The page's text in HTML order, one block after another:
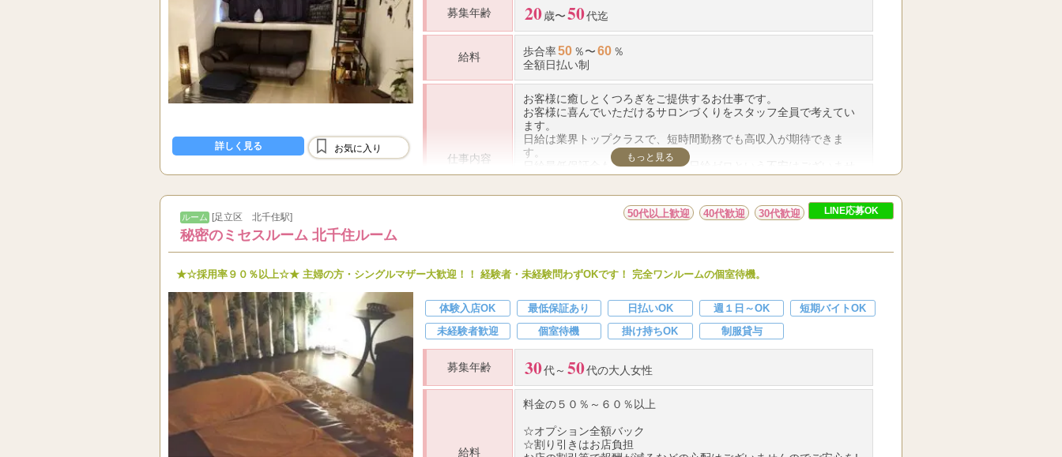
勤務地 北千住駅仲町出口より徒歩4分。
募集年齢 20歳〜50代迄
給料 歩合率50 ％〜60 ％
全額日払い制
仕事内容
お客様に癒しとくつろぎをご提供するお仕事です。
お客様に喜んでいただけるサロンづくりをスタッフ全員で考えてい
ます。
日給は業界トップクラスで、短時間勤務でも高収入が期待できま
す。
日給最低保証金もありますので、日給ゼロという不安はございませ
ん。
経験は一切不問です♪
経験者だけではなく未経験の主婦や学生の方で副業で稼ぎたい方。
空いた時間や暇な時間、週一回だけでもOKな完全自由出勤。
勤務時間 10:00〜翌5:00
勤務地
竹ノ塚・西新井
東京都足立区竹の塚６丁目
もっと見る
詳しく見る お気に入り
ルーム [足立区 北千住駅]
秘密のミセスルーム 北千住ルーム
50代以上歓迎 40代歓迎 30代歓迎 LINE応募OK
★☆採用率９０％以上☆★ 主婦の方・シングルマザー大歓迎！！ 経験者・未経験問わずOKです！ 完全ワンルームの個室待機。
体験入店OK 最低保証あり 日払いOK 週１日～OK
短期バイトOK
未経験者歓迎
個室待機 掛け持ちOK 制服貸与
募集年齢 30代～ 50代の大人女性
給料
料金の５０％～６０％以上
☆オプション全額バック
☆割り引きはお店負担